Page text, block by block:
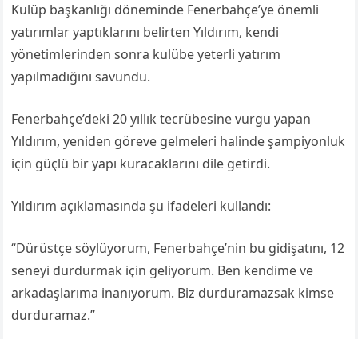
Kulüp başkanlığı döneminde Fenerbahçe’ye önemli
yatırımlar yaptıklarını belirten Yıldırım, kendi
yönetimlerinden sonra kulübe yeterli yatırım
yapılmadığını savundu.
Fenerbahçe’deki 20 yıllık tecrübesine vurgu yapan
Yıldırım, yeniden göreve gelmeleri halinde şampiyonluk
için güçlü bir yapı kuracaklarını dile getirdi.
Yıldırım açıklamasında şu ifadeleri kullandı:
“Dürüstçe söylüyorum, Fenerbahçe’nin bu gidişatını, 12
seneyi durdurmak için geliyorum. Ben kendime ve
arkadaşlarıma inanıyorum. Biz durduramazsak kimse
durduramaz.”